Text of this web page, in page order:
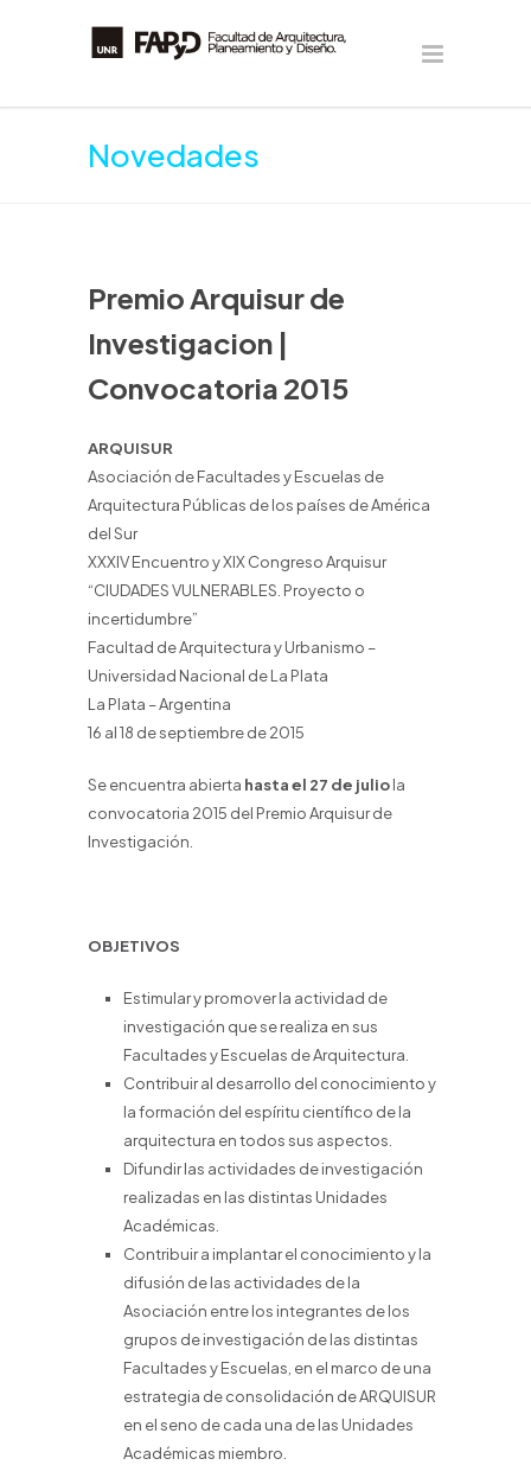
Novedades
Premio Arquisur de
Investigacion |
Convocatoria 2015
ARQUISUR
Asociación de Facultades y Escuelas de
Arquitectura Públicas de los países de América
del Sur
XXXIV Encuentro y XIX Congreso Arquisur
“CIUDADES VULNERABLES. Proyecto o
incertidumbre”
Facultad de Arquitectura y Urbanismo –
Universidad Nacional de La Plata
La Plata – Argentina
16 al 18 de septiembre de 2015
Se encuentra abierta hasta el 27 de juliola
convocatoria 2015 del Premio Arquisur de
Investigación.
OBJETIVOS
Estimular y promover la actividad de
investigación que se realiza en sus
Facultades y Escuelas de Arquitectura.
Contribuir al desarrollo del conocimiento y
la formación del espíritu científico de la
arquitectura en todos sus aspectos.
Difundir las actividades de investigación
realizadas en las distintas Unidades
Académicas.
Contribuir a implantar el conocimiento y la
difusión de las actividades de la
Asociación entre los integrantes de los
grupos de investigación de las distintas
Facultades y Escuelas, en el marco de una
estrategia de consolidación de ARQUISUR
en el seno de cada una de las Unidades
Académicas miembro.